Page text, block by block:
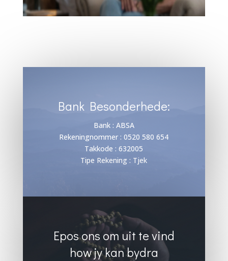
Bank Besonderhede:
Bank : ABSA
Rekeningnommer : 0520 580 654
Takkode : 632005
Tipe Rekening : Tjek
Epos ons om uit te vind
how jy kan bydra